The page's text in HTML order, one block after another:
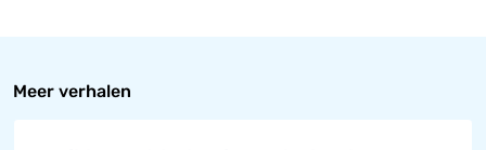
Meer verhalen